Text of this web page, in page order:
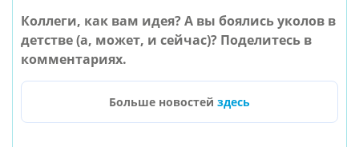
Коллеги, как вам идея? А вы боялись уколов в
детстве (а, может, и сейчас)? Поделитесь в
комментариях.
Больше новостей здесь